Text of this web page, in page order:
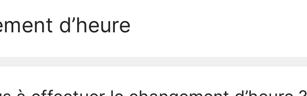
d’heure